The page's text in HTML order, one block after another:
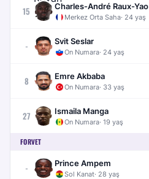
15 Charles-André Raux-Yao
Merkez Orta Saha· 24 yaş
- Svit Seslar
On Numara· 24 yaş
8 Emre Akbaba
On Numara· 33 yaş
27 Ismaila Manga
On Numara· 19 yaş
FORVET
- Prince Ampem
Sol Kanat· 28 yaş